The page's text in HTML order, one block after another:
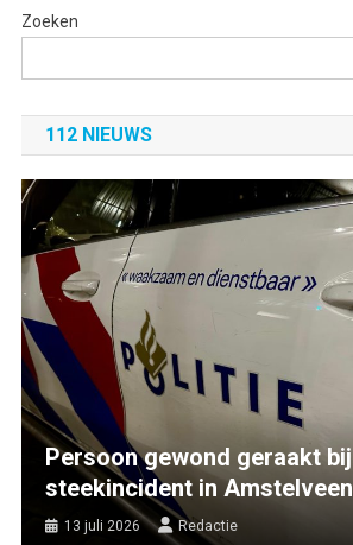
Zoeken
112 NIEUWS
Persoon gewond geraakt bij
steekincident in Amstelveen
13 juli 2026 Redactie